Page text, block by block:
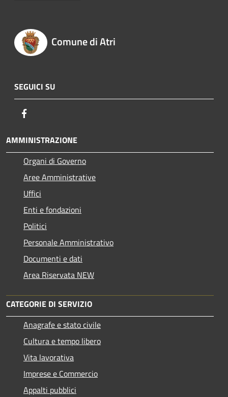
Comune di Atri
SEGUICI SU
AMMINISTRAZIONE
Organi di Governo
Aree Amministrative
Uffici
Enti e fondazioni
Politici
Personale Amministrativo
Documenti e dati
Area Riservata NEW
CATEGORIE DI SERVIZIO
Anagrafe e stato civile
Cultura e tempo libero
Vita lavorativa
Imprese e Commercio
Appalti pubblici